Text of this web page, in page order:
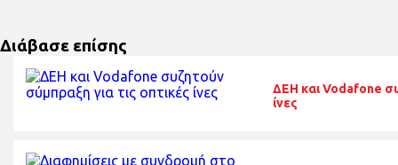
Διάβασε επίσης
ΔΕΗ και Vodafone
ίνες